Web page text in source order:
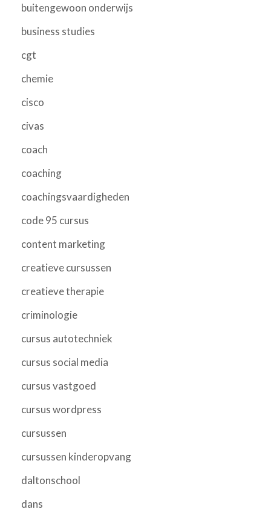
buitengewoon onderwijs
business studies
cgt
chemie
cisco
civas
coach
coaching
coachingsvaardigheden
code 95 cursus
content marketing
creatieve cursussen
creatieve therapie
criminologie
cursus autotechniek
cursus social media
cursus vastgoed
cursus wordpress
cursussen
cursussen kinderopvang
daltonschool
dans